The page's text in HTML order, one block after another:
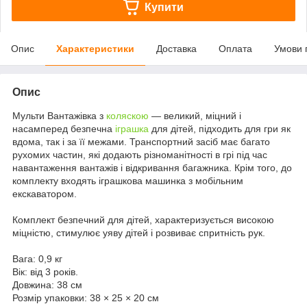
Купити
Опис Характеристики Доставка Оплата Умови
Опис
Мульти Вантажівка з коляскою — великий, міцний і
насамперед безпечна іграшка для дітей, підходить для гри як
вдома, так і за її межами. Транспортний засіб має багато
рухомих частин, які додають різноманітності в грі під час
навантаження вантажів і відкривання багажника. Крім того, до
комплекту входять іграшкова машинка з мобільним
екскаватором.
Комплект безпечний для дітей, характеризується високою
міцністю, стимулює уяву дітей і розвиває спритність рук.
Вага: 0,9 кг
Вік: від 3 років.
Довжина: 38 см
Розмір упаковки: 38 × 25 × 20 см